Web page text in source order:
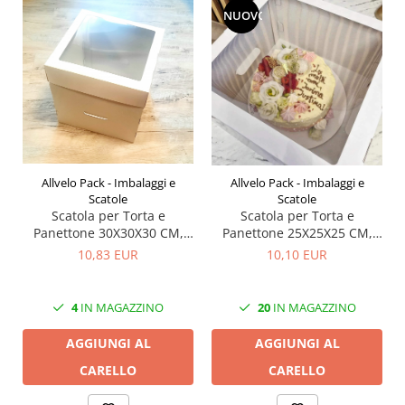
Allvelo Pack - Imbalaggi e
Scatole
Scatola per Torta e
Panettone 30X30X30 CM,
con finestra, Bianco, CB8F,
10,83 EUR
4IN MAGAZZINO
AGGIUNGI AL
CARELLO
NUOVO
Allvelo Pack - Imbalaggi e
Scatole
Scatola per Torta e
Panettone 25X25X25 CM,
con finestra, Bianco, Set 5
10,10 EUR
20IN MAGAZZINO
AGGIUNGI AL
CARELLO